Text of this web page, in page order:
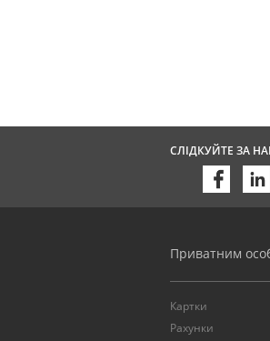
СЛІДКУЙТЕ ЗА
Приватним
Картки
Рахунки